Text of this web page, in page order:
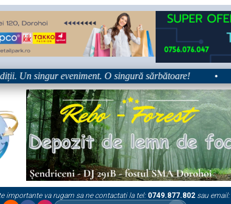
singur eveniment. O singură sărbătoare! •
importante va rugam sa ne contactati la tel: 0749.877.802 sau email: